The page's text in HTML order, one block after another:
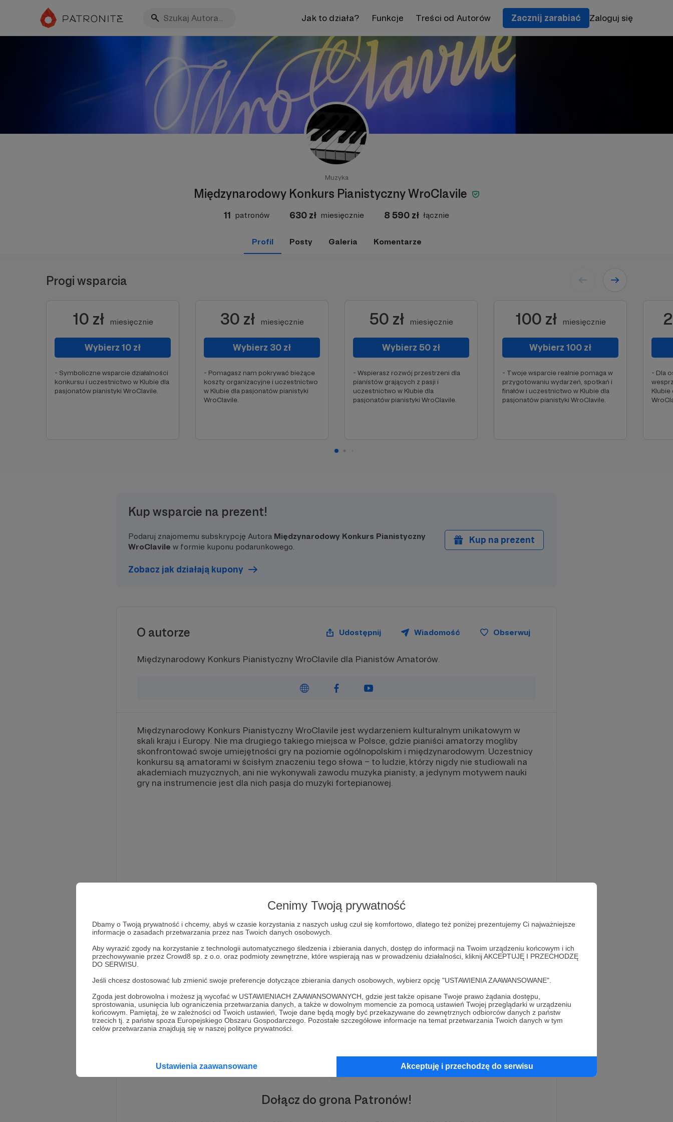
Cenimy Twoją prywatność
Dbamy o Twoją prywatność i chcemy, abyś w czasie korzystania z naszych usług czuł się komfortowo, dlatego też poniżej prezentujemy Ci najważniejsze
informacje o zasadach przetwarzania przez nas Twoich danych osobowych.
Aby wyrazić zgody na korzystanie z technologii automatycznego śledzenia i zbierania danych, dostęp do informacji na Twoim urządzeniu końcowym i ich
przechowywanie przez Crowd8 sp. z o.o. oraz podmioty zewnętrzne, które wspierają nas w prowadzeniu działalności, kliknij AKCEPTUJĘ I PRZECHODZĘ
DO SERWISU.
Jeśli chcesz dostosować lub zmienić swoje preferencje dotyczące zbierania danych osobowych, wybierz opcję "USTAWIENIA ZAAWANSOWANE".
Zgoda jest dobrowolna i możesz ją wycofać w USTAWIENIACH ZAAWANSOWANYCH, gdzie jest także opisane Twoje prawo żądania dostępu,
sprostowania, usunięcia lub ograniczenia przetwarzania danych, a także w dowolnym momencie za pomocą ustawień Twojej przeglądarki w urządzeniu
końcowym. Pamiętaj, że w zależności od Twoich ustawień, Twoje dane będą mogły być przekazywane do zewnętrznych odbiorców danych z państw
trzecich tj. z państw spoza Europejskiego Obszaru Gospodarczego. Pozostałe szczegółowe informacje na temat przetwarzania Twoich danych w tym
celów przetwarzania znajdują się w naszej polityce prywatności.
Ustawienia zaawansowane Akceptuję i przechodzę do serwisu
Jak to działa? Funkcje Treści od Autorów Zacznij zarabiać Zaloguj się
Muzyka
Międzynarodowy Konkurs Pianistyczny WroClavile
11 patronów 630 zł miesięcznie 8 590 zł łącznie
Profil Posty Galeria Komentarze
Progi wsparcia
10 zł miesięcznie
Wybierz 10 zł
- Symboliczne wsparcie działalności
konkursu i uczestnictwo w Klubie dla
pasjonatów pianistyki WroClavile.
30 zł miesięcznie
Wybierz 30 zł
- Pomagasz nam pokrywać bieżące
koszty organizacyjne i uczestnictwo
w Klubie dla pasjonatów pianistyki
WroClavile.
50 zł miesięcznie
Wybierz 50 zł
- Wspierasz rozwój przestrzeni dla
pianistów grających z pasji i
uczestnictwo w Klubie dla
pasjonatów pianistyki WroClavile.
100 zł miesięcznie
Wybierz 100 zł
- Twoje wsparcie realnie pomaga w
przygotowaniu wydarzeń, spotkań i
finałów i uczestnictwo w Klubie dla
pasjonatów pianistyki WroClavile.
- Dla
Klubie
Kup wsparcie na prezent!
Podaruj znajomemu subskrypcję Autora Międzynarodowy Konkurs Pianistyczny
WroClavile w formie kuponu podarunkowego.
Zobacz jak działają kupony
Kup na prezent
O autorze Udostępnij Wiadomość Obserwuj
Międzynarodowy Konkurs Pianistyczny WroClavile dla Pianistów Amatorów.
Międzynarodowy Konkurs Pianistyczny WroClavile jest wydarzeniem kulturalnym unikatowym w
skali kraju i Europy. Nie ma drugiego takiego miejsca w Polsce, gdzie pianiści amatorzy mogliby
skonfrontować swoje umiejętności gry na poziomie ogólnopolskim i międzynarodowym. Uczestnicy
konkursu są amatorami w ścisłym znaczeniu tego słowa – to ludzie, którzy nigdy nie studiowali na
akademiach muzycznych, ani nie wykonywali zawodu muzyka pianisty, a jedynym motywem nauki
gry na instrumencie jest dla nich pasja do muzyki fortepianowej.
Dołącz do grona Patronów!